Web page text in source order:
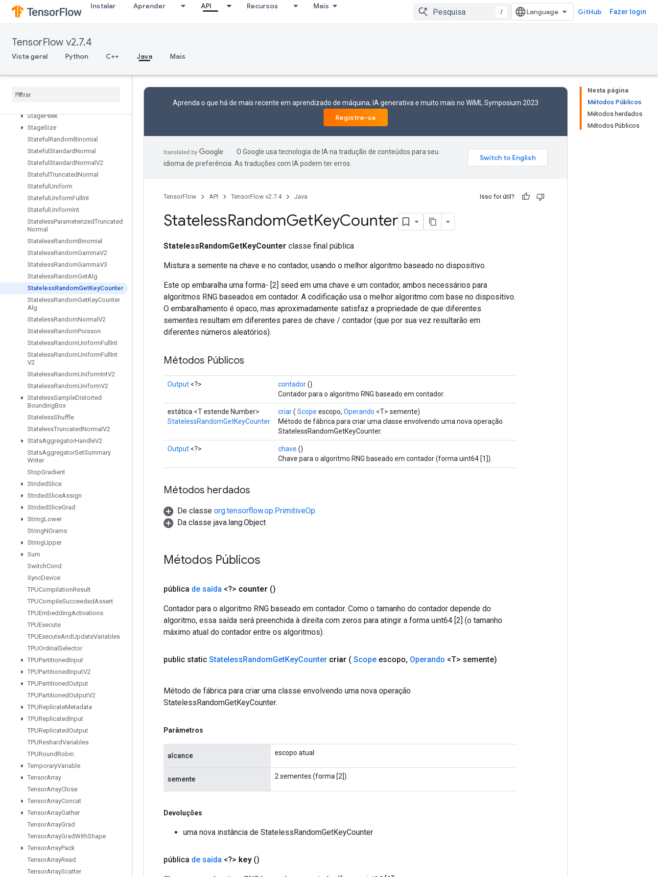
Instalar Aprender API Recursos Mais
/ GitHub Fazer login
TensorFlow v2.7.4
Vista geral Python C++ Java Mais
SparseTensorToCSRSparseMatrix
Spence
SplitDedupData
SplitV
Stage
StagePeek
StageSize
Stateful RandomBinomial
Stateful StandardNormal
Stateful StandardNormal V2
Stateful TruncatedNormal
Stateful Uniform
Stateful UniformFull Int
Stateful UniformInt
StatelessParameterizedTruncated
Normal
StatelessRandomBinomial
StatelessRandomGammaV2
StatelessRandomGammaV3
StatelessRandomGetAlg
StatelessRandomGetKeyCounter
StatelessRandomGetKeyCounter
Alg
StatelessRandomNormal V2
StatelessRandomPoisson
StatelessRandomUniformFull Int
StatelessRandomUniformFull Int
V2
StatelessRandomUniformIntV2
StatelessRandomUniformV2
StatelessSampleDistorted
BoundingBox
StatelessShuffle
StatelessTruncatedNormal V2
StatsAggregatorHandleV2
StatsAggregatorSetSummary
Writer
StopGradient
StridedSlice
StridedSliceAssign
StridedSliceGrad
StringLower
StringNGrams
StringUpper
Sum
SwitchCond
SyncDevice
TPUCompilationResult
TPUCompileSucceededAssert
TPUEmbeddingActivations
TPUExecute
TPUExecuteAndUpdateVariables
TPUOrdinal Selector
TPUPartitionedInput
TPUPartitionedInputV2
TPUPartitionedOutput
TPUPartitionedOutputV2
TPUReplicateMetadata
TPUReplicatedInput
TPUReplicatedOutput
TPUReshardVariables
TPURoundRobin
TemporaryVariable
TensorArray
TensorArrayClose
TensorArrayConcat
TensorArrayGather
TensorArrayGrad
TensorArrayGradWithShape
TensorArrayPack
TensorArrayRead
TensorArrayScatter
Nesta página
Métodos Públicos
Métodos herdados
Métodos Públicos
Aprenda o que há de mais recente em aprendizado de máquina, IA generativa e muito mais no WiML Symposium 2023
Registre-se
O Google usa tecnologia de IA na tradução de conteúdos para seu
idioma de preferência. As traduções com IA podem ter erros.
TensorFlow API TensorFlow v2.7.4 Java Isso foi útil?
StatelessRandomGetKeyCounter
StatelessRandomGetKeyCounter classe final pública
Mistura a semente na chave e no contador, usando o melhor algoritmo baseado no dispositivo.
Este op embaralha uma forma- [2] seed em uma chave e um contador, ambos necessários para
algoritmos RNG baseados em contador. A codificação usa o melhor algoritmo com base no dispositivo.
O embaralhamento é opaco, mas aproximadamente satisfaz a propriedade de que diferentes
sementes resultam em diferentes pares de chave / contador (que por sua vez resultarão em
diferentes números aleatórios).
Métodos Públicos
Output <?> contador()
Contador para o algoritmo RNG baseado em contador.
estática <T estende Number>
StatelessRandomGetKeyCounter
criar( Scope escopo, Operando <T> semente)
Método de fábrica para criar uma classe envolvendo uma nova operação
StatelessRandomGetKeyCounter.
Output <?> chave ()
Chave para o algoritmo RNG baseado em contador (forma uint64 [1]).
Métodos herdados
De classe org.tensorflow.op.PrimitiveOp
Da classe java.lang.Object
Métodos Públicos
pública de saída <?> counter ()
Contador para o algoritmo RNG baseado em contador. Como o tamanho do contador depende do
algoritmo, essa saída será preenchida à direita com zeros para atingir a forma uint64 [2] (o tamanho
máximo atual do contador entre os algoritmos).
public static StatelessRandomGetKeyCounter criar ( Scope escopo, Operando <T> semente)
Método de fábrica para criar uma classe envolvendo uma nova operação
StatelessRandomGetKeyCounter.
Parâmetros
alcance escopo atual
semente 2 sementes (forma [2]).
Devoluções
uma nova instância de StatelessRandomGetKeyCounter
pública de saída <?> key ()